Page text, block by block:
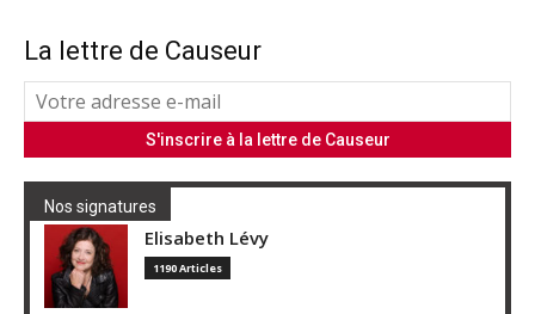
La lettre de Causeur
Nos signatures
Elisabeth Lévy
1190 Articles